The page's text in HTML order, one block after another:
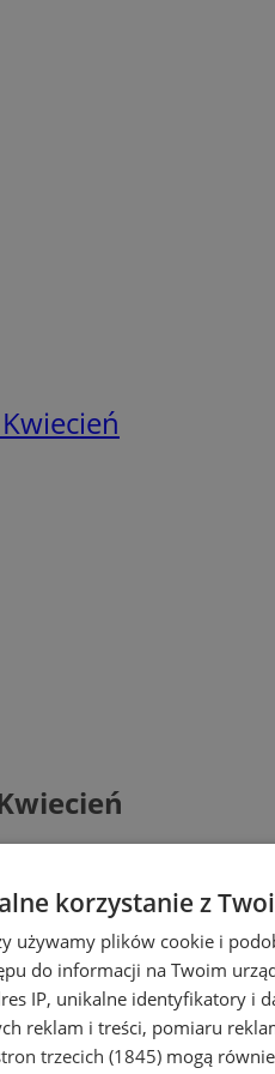
korzystanie z
używamy plików cookie i
do informacji na Twoim
IP, unikalne identyfikatory i
reklam i treści, pomiaru
trzecich (1845) mogą